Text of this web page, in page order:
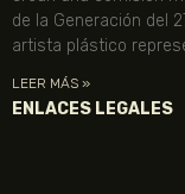
de la Generación del
artista plástico
LEER MÁS »
ENLACES LEGALES